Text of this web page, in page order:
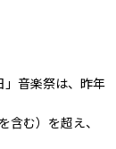
」音楽祭は、昨年
む）を超え、